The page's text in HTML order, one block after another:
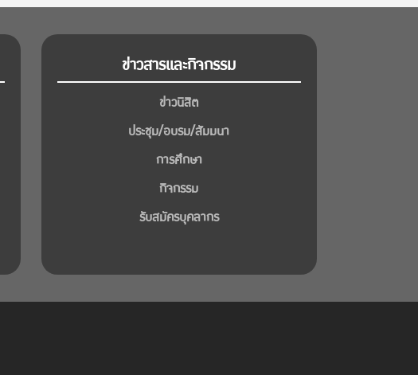
ข่าวสารและกิจกรรม
ข่าวนิสิต
ประชุม/อบรม/สัมมนา
การศึกษา
กิจกรรม
รับสมัครบุคลากร